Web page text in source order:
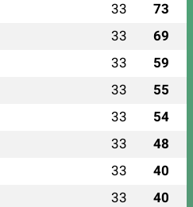
33 73
33 69
33 59
33 55
33 54
33 48
33 40
33 40